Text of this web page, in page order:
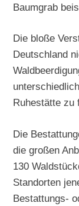
Baumgrab
Die bloße
Deutschland
Ruhestätte zu
Die
die großen
130
Standorten
Bestattungs-